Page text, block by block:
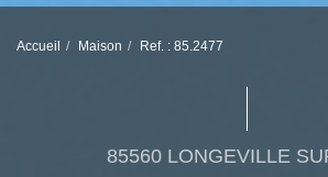
Accueil Maison Ref. : 85.2477
85560 LONGEVILLE